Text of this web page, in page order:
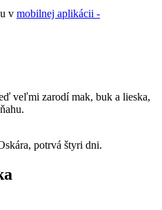
v mobilnej aplikácii -
veľmi zarodí mak, buk a lieska,
potrvá štyri dni.